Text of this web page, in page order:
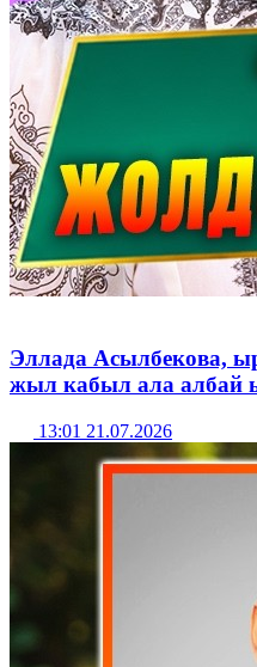
Эллада Асылбекова,
жыл кабыл ала албай
13:01 21.07.2026